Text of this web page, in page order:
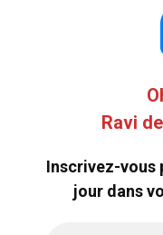
Ravi
Inscrivez-vous
jour dans